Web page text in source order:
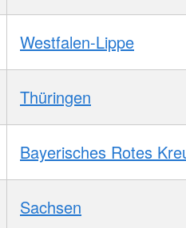
Westfalen-Lippe
Thüringen
Bayerisches Rotes
Sachsen